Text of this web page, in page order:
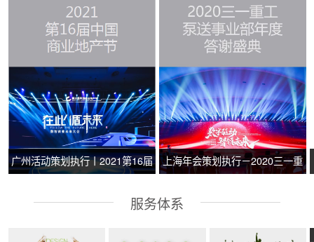
广州活动策划执行丨2021第16届
上海年会策划执行－2020三一重
服务体系